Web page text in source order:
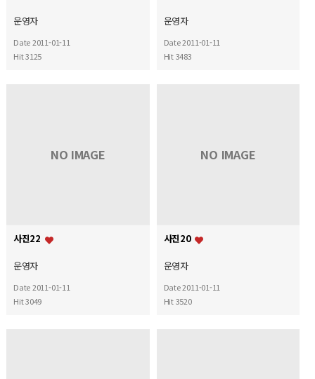
운영자
Date 2011-01-11
Hit 3125
운영자
Date 2011-01-11
Hit 3483
NO IMAGE
사진22
운영자
Date 2011-01-11
Hit 3049
NO IMAGE
사진20
운영자
Date 2011-01-11
Hit 3520